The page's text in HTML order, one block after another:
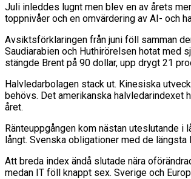
Juli inleddes lugnt men blev en av årets
toppnivåer och en omvärdering av AI- och
Avsiktsförklaringen från juni föll samman
Saudiarabien och Huthirörelsen hotat med
stängde Brent på 90 dollar, upp drygt 21
Halvledarbolagen stack ut. Kinesiska
behövs. Det amerikanska halvledarindexet
året.
Ränteuppgången kom nästan uteslutande i
långt. Svenska obligationer med de
Att breda index ändå slutade nära
medan IT föll knappt sex. Sverige och